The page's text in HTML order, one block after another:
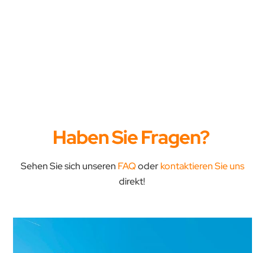
Haben Sie Fragen?
Sehen Sie sich unseren FAQoderkontaktieren Sie uns
direkt!